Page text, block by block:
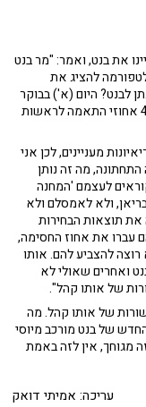
את בנט, ואמר: "מר בנט
להציג את
לבנט? היום (א') בבוקר
עושים סקר בתוכנית הבוקר של 'קשת' והוא שווה 4 אחוזי התאמה לראשות
מעניינים, לכן אני
מה זה נותן
לעצמם 'המחנה
ולא לאמסלם ולא
את תוצאות הבחירות
עברו את אחוז החסימה,
רוצה להצביע להם. אותו
ואחרים שאולי לא
של אותו קהל".
של אותו קהל. מה
של בנט מורכב מיוסי
מגוחך, אין לזה באמת
עריכה: אמיתי דואק